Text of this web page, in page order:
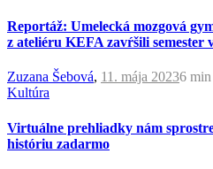
Reportáž: Umelecká mozgová
z ateliéru KEFA zavŕšili semester
Zuzana Šebová, 11. mája 20236 min
Kultúra
Virtuálne prehliadky nám
históriu zadarmo